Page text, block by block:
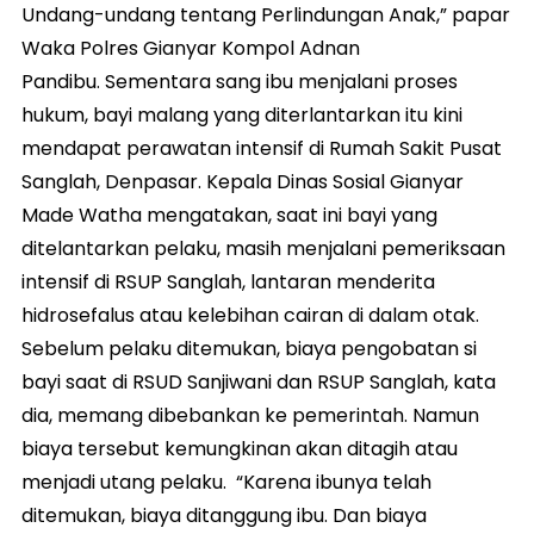
Undang-undang tentang Perlindungan Anak,” papar
Waka Polres Gianyar Kompol Adnan
Pandibu. Sementara sang ibu menjalani proses
hukum, bayi malang yang diterlantarkan itu kini
mendapat perawatan intensif di Rumah Sakit Pusat
Sanglah, Denpasar. Kepala Dinas Sosial Gianyar
Made Watha mengatakan, saat ini bayi yang
ditelantarkan pelaku, masih menjalani pemeriksaan
intensif di RSUP Sanglah, lantaran menderita
hidrosefalus atau kelebihan cairan di dalam otak.
Sebelum pelaku ditemukan, biaya pengobatan si
bayi saat di RSUD Sanjiwani dan RSUP Sanglah, kata
dia, memang dibebankan ke pemerintah. Namun
biaya tersebut kemungkinan akan ditagih atau
menjadi utang pelaku. “Karena ibunya telah
ditemukan, biaya ditanggung ibu. Dan biaya